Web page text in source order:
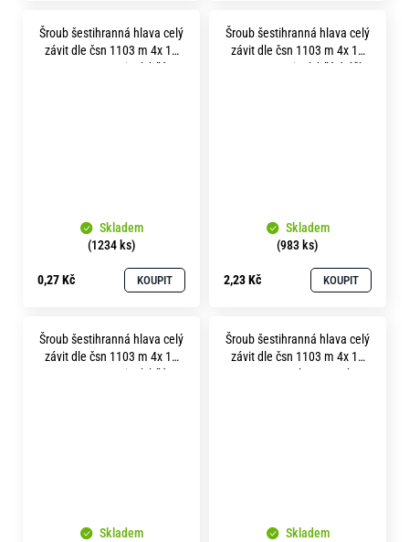
Šroub šestihranná hlava celý
závit dle čsn 1103 m 4x 10
pevnost 8.8 zinek bílý
Skladem
(1234 ks)
0,27 Kč KOUPIT
Šroub šestihranná hlava celý
závit dle čsn 1103 m 4x 10
pevnost 8.8 zinek bílý drážka
Skladem
(983 ks)
2,23 Kč KOUPIT
Šroub šestihranná hlava celý
závit dle čsn 1103 m 4x 12
pevnost 8.8 zinek bílý
Skladem
Šroub šestihranná hlava celý
závit dle čsn 1103 m 4x 16
pevnost 8.8 bez povrchu
Skladem